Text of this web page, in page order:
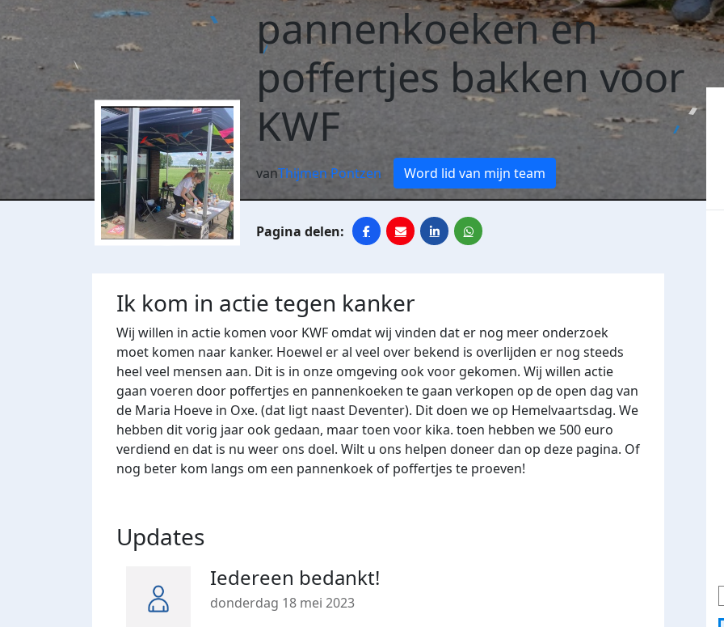
pannenkoeken en
poffertjes bakken voor
KWF
vanThijmen Pontzen Word lid van mijn team
Ik kom in actie tegen kanker
Wij willen in actie komen voor KWF omdat wij vinden dat er nog meer onderzoek
moet komen naar kanker. Hoewel er al veel over bekend is overlijden er nog steeds
heel veel mensen aan. Dit is in onze omgeving ook voor gekomen. Wij willen actie
gaan voeren door poffertjes en pannenkoeken te gaan verkopen op de open dag van
de Maria Hoeve in Oxe. (dat ligt naast Deventer). Dit doen we op Hemelvaartsdag. We
hebben dit vorig jaar ook gedaan, maar toen voor kika. toen hebben we 500 euro
verdiend en dat is nu weer ons doel. Wilt u ons helpen doneer dan op deze pagina. Of
nog beter kom langs om een pannenkoek of poffertjes te proeven!
Updates
Iedereen bedankt!
donderdag 18 mei 2023